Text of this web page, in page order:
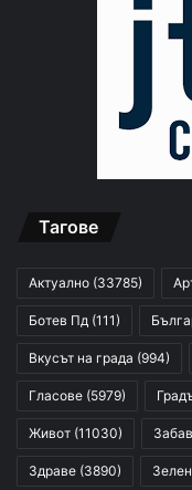
Тагове
Актуално (33785)
Ботев Пд (111)
Вкусът на града (994)
Гласове (5979)
Живот (11030)
Здраве (3890)